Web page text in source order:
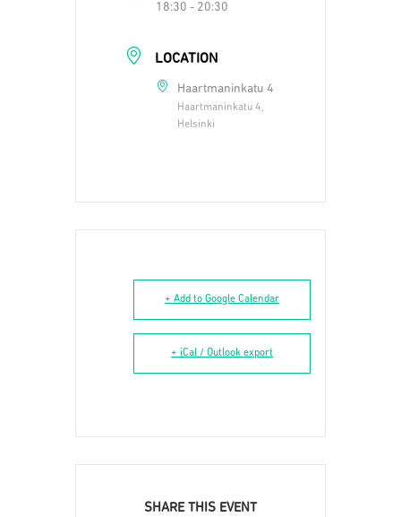
18:30 - 20:30
LOCATION
Haartmaninkatu 4
Haartmaninkatu 4,
Helsinki
+ Add to Google Calendar
+ iCal / Outlook export
SHARE THIS EVENT